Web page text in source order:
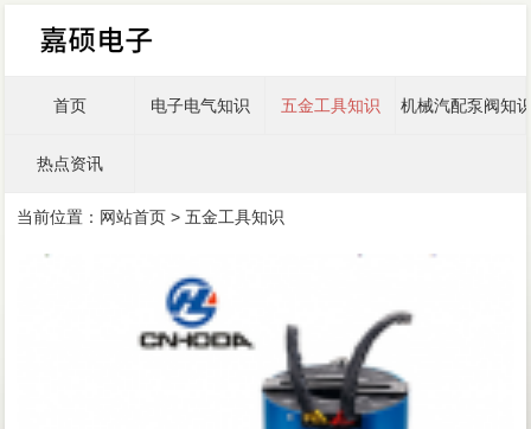
首页 电子电气知识 五金工具知识 机械汽配泵阀知
热点资讯
当前位置： 网站首页 > 五金工具知识